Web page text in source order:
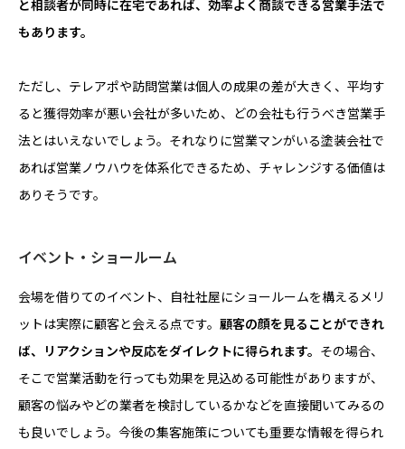
と相談者が同時に在宅であれば、効率よく商談できる営業手法で
もあります。
ただし、テレアポや訪問営業は個人の成果の差が大きく、平均す
ると獲得効率が悪い会社が多いため、どの会社も行うべき営業手
法とはいえないでしょう。それなりに営業マンがいる塗装会社で
あれば営業ノウハウを体系化できるため、チャレンジする価値は
ありそうです。
イベント・ショールーム
会場を借りてのイベント、自社社屋にショールームを構えるメリ
ットは実際に顧客と会える点です。 顧客の顔を見ることができれ
ば、リアクションや反応をダイレクトに得られます。 その場合、
そこで営業活動を行っても効果を見込める可能性がありますが、
顧客の悩みやどの業者を検討しているかなどを直接聞いてみるの
も良いでしょう。今後の集客施策についても重要な情報を得られ